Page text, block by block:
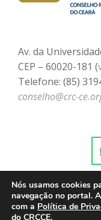
Av. da
CEP – 60020-181 (
Telefone: (85)
conselho@crc-
Nós usamos cookies
navegação no portal.
com a Política de
do CRCCE.